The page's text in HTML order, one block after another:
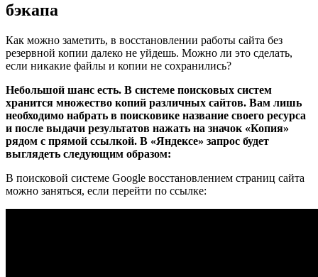
бэкапа
Как можно заметить, в восстановлении работы сайта без
резервной копии далеко не уйдешь. Можно ли это сделать,
если никакие файлы и копии не сохранились?
Небольшой шанс есть. В системе поисковых систем
хранится множество копий различных сайтов. Вам лишь
необходимо набрать в поисковике название своего ресурса
и после выдачи результатов нажать на значок «Копия»
рядом с прямой ссылкой. В «Яндексе» запрос будет
выглядеть следующим образом:
В поисковой системе Google восстановлением страниц сайта
можно заняться, если перейти по ссылке: